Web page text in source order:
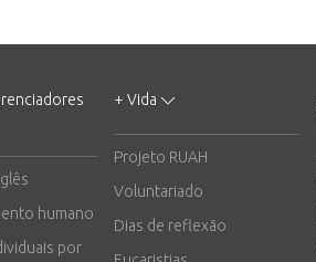
humano
por
+ Vida
Projeto RUAH
Voluntariado
Dias de reflexão